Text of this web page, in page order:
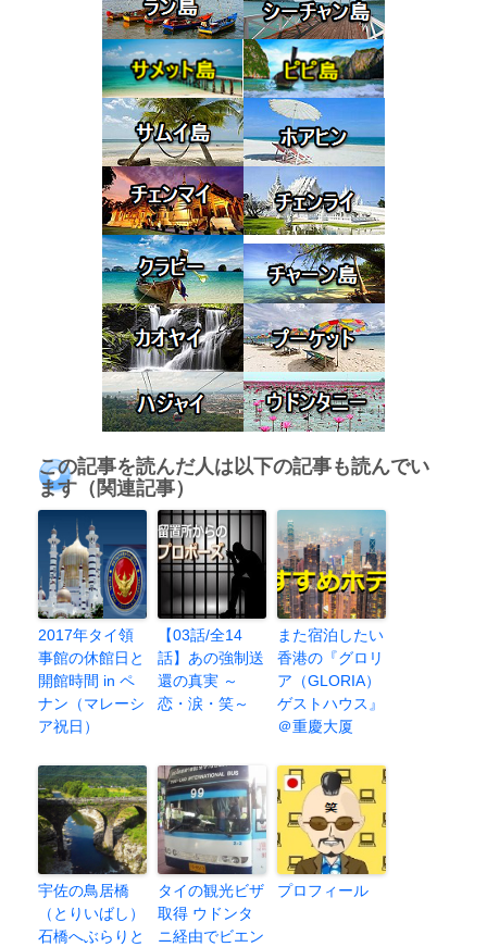
この記事を読んだ人は以下の記事も読んでい
ます（関連記事）
2017年タイ領
事館の休館日と
開館時間 in ペ
ナン（マレーシ
ア祝日）
【03話/全14
話】あの強制送
還の真実 ～
恋・涙・笑～
また宿泊したい
香港の『グロリ
ア（GLORIA）
ゲストハウス』
＠重慶大厦
宇佐の鳥居橋
（とりいばし）
石橋へぶらりと
タイの観光ビザ
取得 ウドンタ
ニ経由でビエン
プロフィール